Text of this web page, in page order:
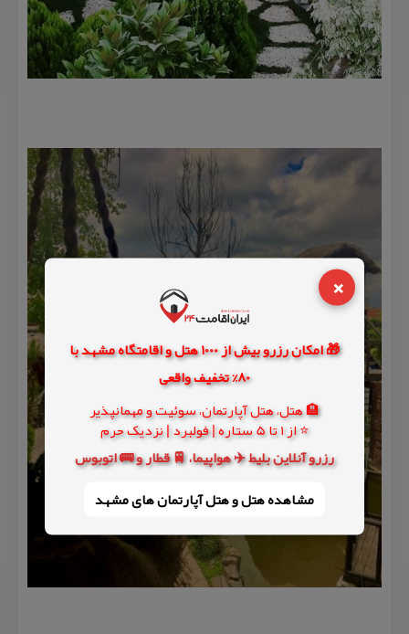
×
🎁 امکان رزرو بیش از 1000 هتل و اقامتگاه مشهد با
80% تخفیف واقعی
🏨 هتل، هتل آپارتمان، سوئیت و مهمانپذیر
⭐ از 1 تا 5 ستاره | فولبرد | نزدیک حرم
رزرو آنلاین بلیط ✈️ هواپیما، 🚆 قطار و 🚌 اتوبوس
مشاهده هتل و هتل‌ آپارتمان های مشهد